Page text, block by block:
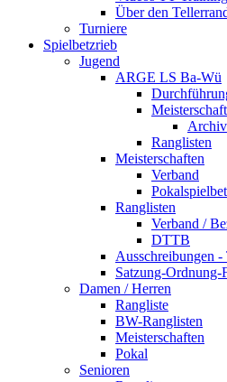
Über den
Turniere
Spielbetzrieb
Jugend
ARGE LS Ba-Wü
Archiv
Ranglisten
Meisterschaften
Verband
Ranglisten
Verband /
DTTB
Ausschreibungen -
Satzung-Ordnung-
Damen / Herren
Rangliste
BW-Ranglisten
Meisterschaften
Pokal
Senioren